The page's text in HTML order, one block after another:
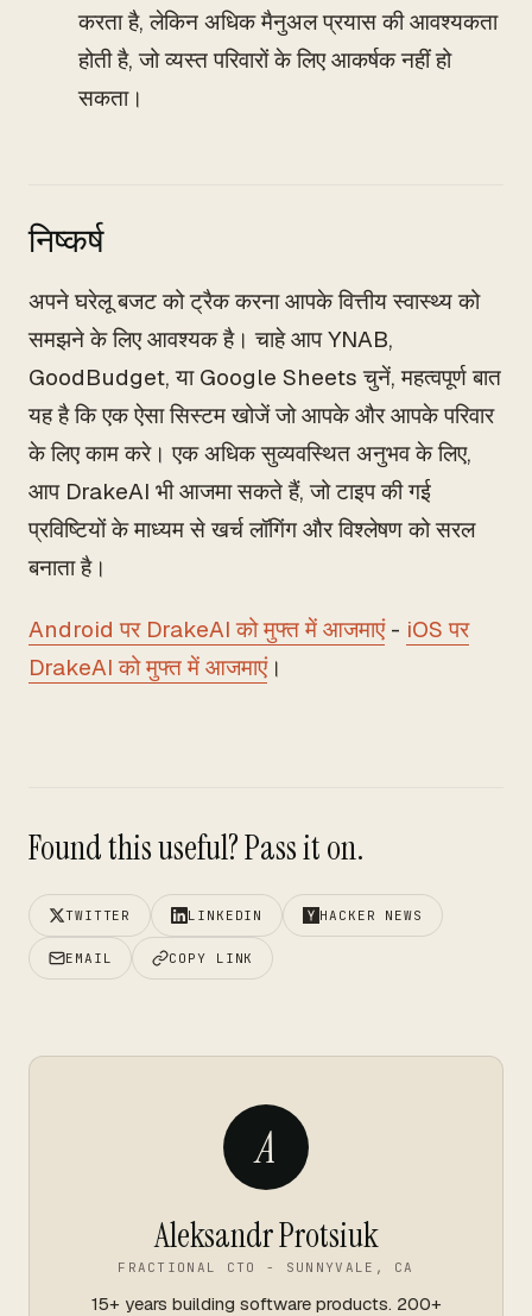
करता है, लेकिन अधिक मैनुअल प्रयास की आवश्यकता
होती है, जो व्यस्त परिवारों के लिए आकर्षक नहीं हो
सकता।
निष्कर्ष
अपने घरेलू बजट को ट्रैक करना आपके वित्तीय स्वास्थ्य को
समझने के लिए आवश्यक है। चाहे आप YNAB,
GoodBudget, या Google Sheets चुनें, महत्वपूर्ण बात
यह है कि एक ऐसा सिस्टम खोजें जो आपके और आपके परिवार
के लिए काम करे। एक अधिक सुव्यवस्थित अनुभव के लिए,
आप DrakeAI भी आजमा सकते हैं, जो टाइप की गई
प्रविष्टियों के माध्यम से खर्च लॉगिंग और विश्लेषण को सरल
बनाता है।
Android पर DrakeAI को मुफ्त में आजमाएं- iOS पर
DrakeAI को मुफ्त में आजमाएं।
Found this useful? Pass it on.
TWITTER LINKEDIN HACKER NEWS
EMAIL COPY LINK
A
Aleksandr Protsiuk
FRACTIONAL CTO - SUNNYVALE, CA
15+ years building software products. 200+